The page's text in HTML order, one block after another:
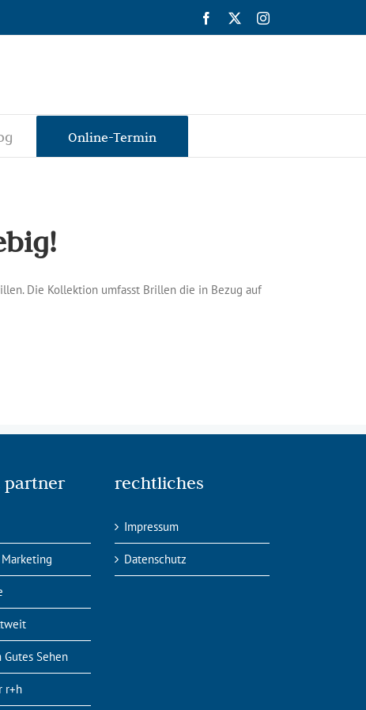
Facebook Instagram
Online-Termin
Die Kollektion umfasst Brillen die in Bezug auf
Sehen
r+h
rechtliches
Impressum
Datenschutz